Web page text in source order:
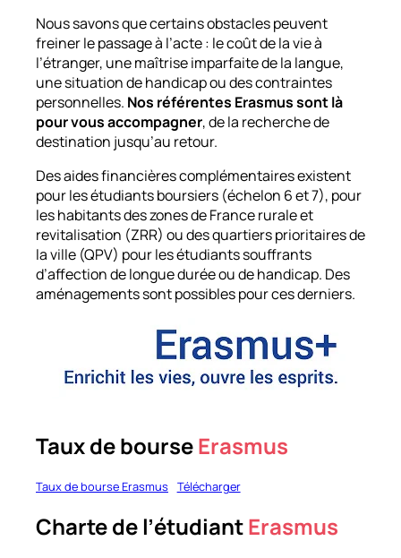
Nous savons que certains obstacles peuvent
freiner le passage à l’acte : le coût de la vie à
l’étranger, une maîtrise imparfaite de la langue,
une situation de handicap ou des contraintes
personnelles. Nos référentes Erasmus sont là
pour vous accompagner, de la recherche de
destination jusqu’au retour.
Des aides financières complémentaires existent
pour les étudiants boursiers (échelon 6 et 7), pour
les habitants des zones de France rurale et
revitalisation (ZRR) ou des quartiers prioritaires de
la ville (QPV) pour les étudiants souffrants
d’affection de longue durée ou de handicap. Des
aménagements sont possibles pour ces derniers.
Taux de bourseErasmus
Taux de bourse Erasmus Télécharger
Charte de l’étudiantErasmus